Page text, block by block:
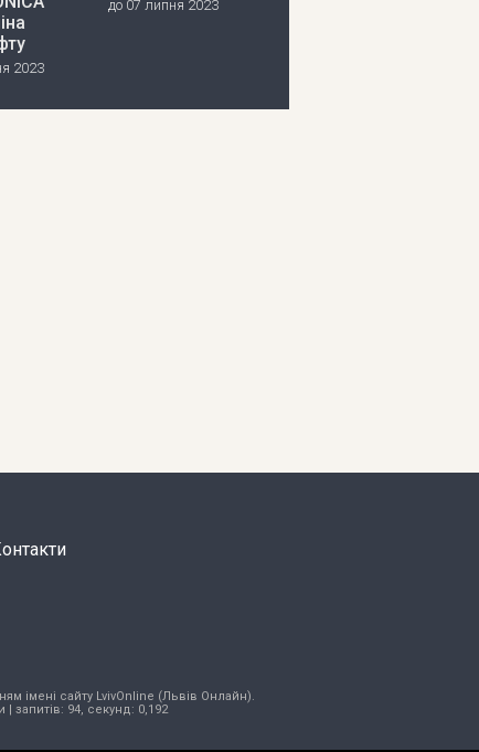
2023
до 07 липня 2023
імені сайту LvivOnline (Львів Онлайн).
| запитів: 94, секунд: 0,192